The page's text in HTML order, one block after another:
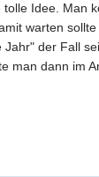
Idee. Man
warten
der Fall
man dann im